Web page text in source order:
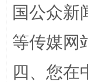
国公众新
等传媒网
四、您在